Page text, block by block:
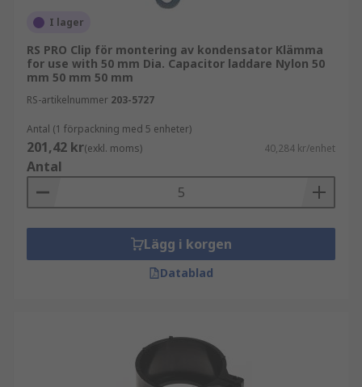
sitter på kondensatorn och är främst runda i
formen med en förformad mutter inkluderad i
toppen av komponenten. Gängstorleken på
muttern är av standardstorlek och muttern gör
att delen enkelt kan dras åt.
I lager
RS PRO Clip för montering av kondensator Klämma
for use with 50 mm Dia. Capacitor laddare Nylon 50
mm 50 mm 50 mm
RS-artikelnummer 203-5727
Antal (1 förpackning med 5 enheter)
201,42 kr(exkl. moms) 40,284 kr/enhet
Antal
Lägg i korgen
Datablad